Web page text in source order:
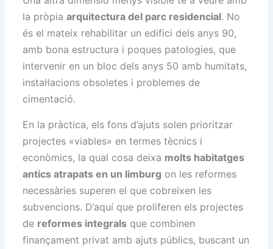
la pròpiaarquitectura del parc residencial. No
és el mateix rehabilitar un edifici dels anys 90,
amb bona estructura i poques patologies, que
intervenir en un bloc dels anys 50 amb humitats,
instal·lacions obsoletes i problemes de
cimentació.
En la pràctica, els fons d’ajuts solen prioritzar
projectes «viables» en termes tècnics i
econòmics, la qual cosa deixa molts habitatges
antics atrapats en un limburg on les reformes
necessàries superen el que cobreixen les
subvencions. D’aquí que proliferen els projectes
de reformes integrals que combinen
finançament privat amb ajuts públics, buscant un